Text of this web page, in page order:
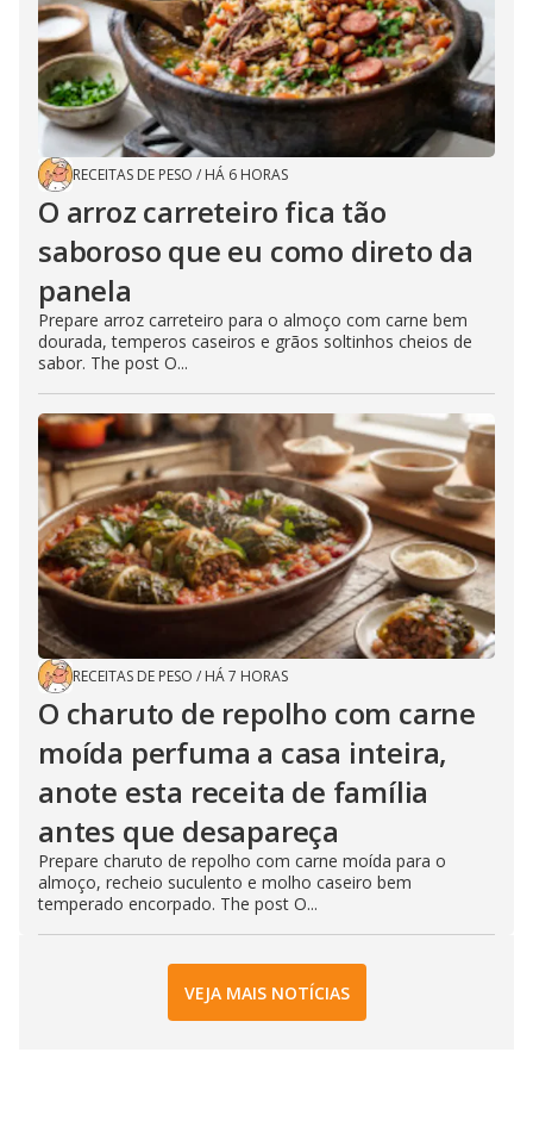
RECEITAS DE PESO / HÁ 6 HORAS
O arroz carreteiro fica tão
saboroso que eu como direto da
panela
Prepare arroz carreteiro para o almoço com carne bem
dourada, temperos caseiros e grãos soltinhos cheios de
sabor. The post O...
RECEITAS DE PESO / HÁ 7 HORAS
O charuto de repolho com carne
moída perfuma a casa inteira,
anote esta receita de família
antes que desapareça
Prepare charuto de repolho com carne moída para o
almoço, recheio suculento e molho caseiro bem
temperado encorpado. The post O...
VEJA MAIS NOTÍCIAS